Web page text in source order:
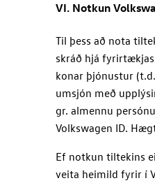
VI. Notkun
Til þess að nota
skráð hjá
konar þjónustur
umsjón með
gr. almennu
Volkswagen ID.
Ef notkun tiltekins
veita heimild fyrir í